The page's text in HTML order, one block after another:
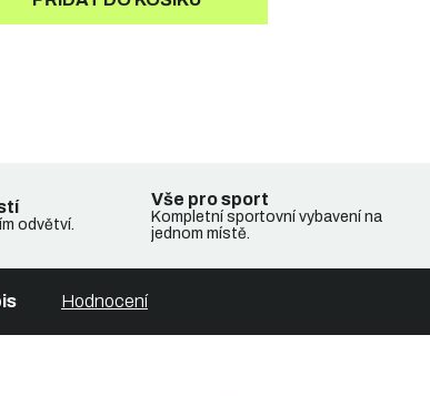
odvětví.
Vše pro sport
Kompletní sportovní vybavení na
jednom místě.
Hodnocení